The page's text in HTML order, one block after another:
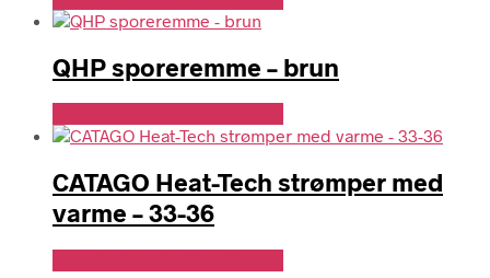
QHP sporeremme – brun
CATAGO Heat-Tech strømper med
varme – 33-36